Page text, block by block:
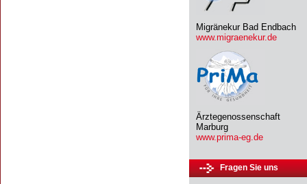
Migränekur Bad Endbach
www.migraenekur.de
Ärztegenossenschaft
Marburg
www.prima-eg.de
Fragen Sie uns